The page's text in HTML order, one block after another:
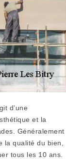
d’une
et la
Généralement
la qualité du bien,
tous les 10 ans.